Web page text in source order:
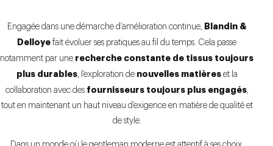
Engagée dans une démarche d’amélioration continue, Blandin &
Delloye fait évoluer ses pratiques au fil du temps. Cela passe
notamment par une recherche constante de tissus toujours
plus durables, l’exploration de nouvelles matièreset la
collaboration avec des fournisseurs toujours plus engagés,
tout en maintenant un haut niveau d’exigence en matière de qualité et
de style.